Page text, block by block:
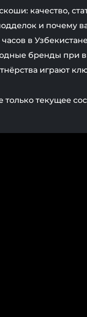
качество,
и почему
в
бренды при
играют
только текущее